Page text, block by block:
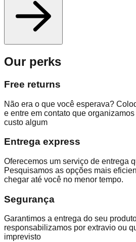
Our perks
Free returns
Não era o que você esperava?
e entre em contato que
custo algum
Entrega express
Oferecemos um serviço de entrega
Pesquisamos as opções mais
chegar até você no menor tempo.
Segurança
Garantimos a entrega do seu
responsabilizamos por extravio ou
imprevisto